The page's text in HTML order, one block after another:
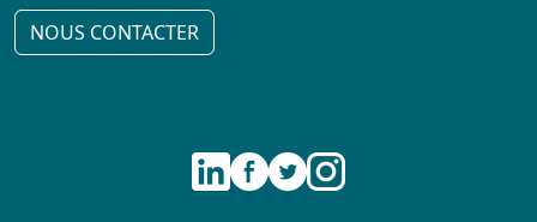
NOUS CONTACTER